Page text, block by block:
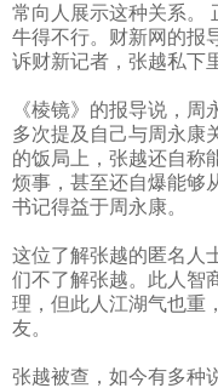
常向人展示这种关系。
牛得不行。财新网的报
诉财新记者，张越私下
《棱镜》的报导说，
多次提及自己与周永康
的饭局上，张越还自称
烦事，甚至还自爆能够
书记得益于周永康。
这位了解张越的匿名人
们不了解张越。此人智
理，但此人江湖气也重
友。
张越被查，如今有多种